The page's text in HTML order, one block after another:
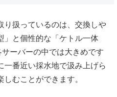
り扱っているのは、交換しや
」と個性的な「ケトル一体
ーバーの中では大きめです
一番近い採水地で汲み上げら
むことができます。